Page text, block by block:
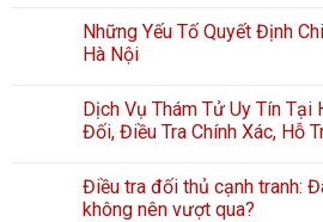
Những Yếu Tố Quyết Định
Hà Nội
Dịch Vụ Thám Tử Uy Tín
Đối, Điều Tra Chính Xác, Hỗ
Điều tra đối thủ cạnh tranh:
không nên vượt qua?